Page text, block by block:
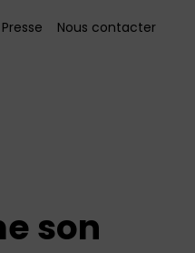
Presse Nous contacter
son